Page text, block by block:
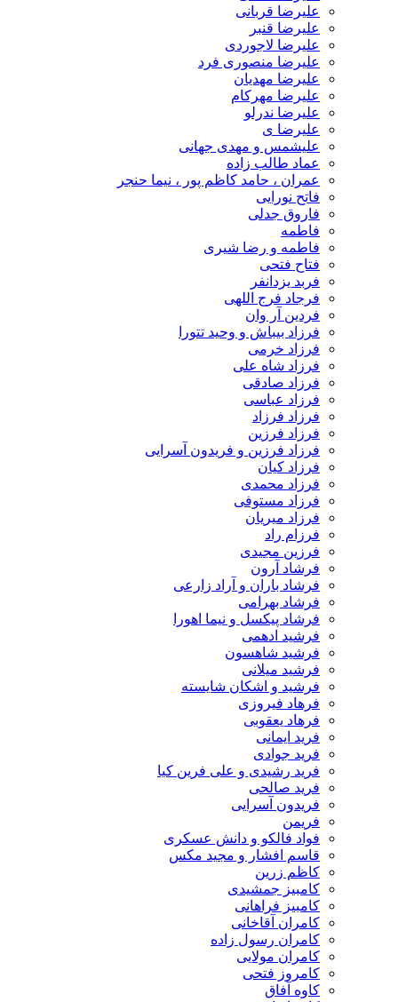
علیرضا قربانی
علیرضا قنبر
علیرضا لاجوردی
علیرضا منصوری فرد
علیرضا مهدیان
علیرضا مهرکام
علیرضا ندرلو
علیرضا ی
علیشمس و مهدی جهانی
عماد طالب زاده
عمران ، حامد کاظم پور ، نیما حنجر
فاتح نورایی
فاروق جدلی
فاطمه
فاطمه و رضا شیری
فتاح فتحی
فربد یزدانفر
فرجاد فرج اللهی
فردین آر وان
فرزاد بیباش و وحید تتورا
فرزاد خرمی
فرزاد شاه علی
فرزاد صادقی
فرزاد عباسی
فرزاد فرزاد
فرزاد فرزین
فرزاد فرزین و فریدون آسرایی
فرزاد کیان
فرزاد محمدی
فرزاد مستوفی
فرزاد میریان
فرزام راد
فرزین مجیدی
فرشاد آرون
فرشاد باران و آراد زارعی
فرشاد بهرامی
فرشاد پیکسل و نیما اهورا
فرشید ادهمی
فرشید شاهسون
فرشید میلانی
فرشید و اشکان شایسته
فرهاد فیروزی
فرهاد یعقوبی
فرید ایمانی
فرید جوادی
فرید رشیدی و علی فرین کیا
فرید صالحی
فریدون آسرایی
فریمن
فواد فالکو و دانش عسکری
قاسم افشار و مجید مکس
کاظم زرین
کامبیز جمشیدی
کامبیز فراهانی
کامران آقاخانی
کامران رسول زاده
کامران مولایی
کامروز فتحی
کاوه آفاق